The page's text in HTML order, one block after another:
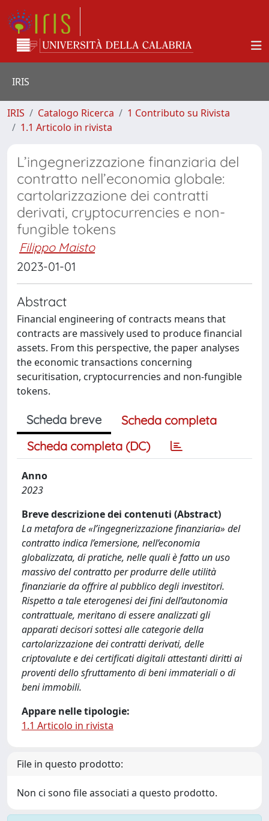
IRIS
IRIS Catalogo Ricerca
1 Contributo su Rivista
1.1 Articolo in rivista
L’ingegnerizzazione finanziaria del
contratto nell’economia globale:
cartolarizzazione dei contratti
derivati, cryptocurrencies e non-
fungible tokens
Filippo Maisto
2023-01-01
Abstract
Financial engineering of contracts means that
contracts are massively used to produce financial
assets. From this perspective, the paper analyses
the economic transactions concerning
securitisation, cryptocurrencies and non-fungible
tokens.
Scheda breve
Scheda completa
Scheda completa (DC)
Anno
2023
Breve descrizione dei contenuti (Abstract)
La metafora de «l’ingegnerizzazione finanziaria» del
contratto indica l’emersione, nell’economia
globalizzata, di pratiche, nelle quali è fatto un uso
massivo del contratto per produrre delle utilità
finanziarie da offrire al pubblico degli investitori.
Rispetto a tale eterogenesi dei fini dell’autonomia
contrattuale, meritano di essere analizzati gli
apparati decisori sottesi alle categorie della
cartolarizzazione dei contratti derivati, delle
criptovalute e dei certificati digitali attestanti diritti ai
proventi dello sfruttamento di beni immateriali o di
beni immobili.
Appare nelle tipologie:
1.1 Articolo in rivista
File in questo prodotto:
Non ci sono file associati a questo prodotto.